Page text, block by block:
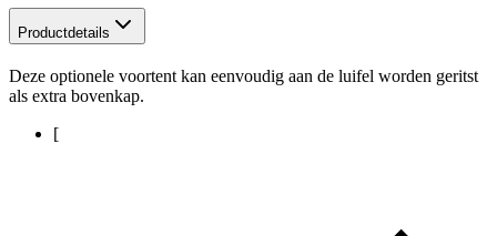
Productdetails
Deze optionele voortent kan eenvoudig aan de luifel worden geritst
als extra bovenkap.
[